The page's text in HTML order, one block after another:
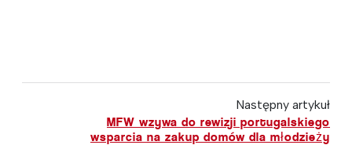
Następny artykuł
MFW wzywa do rewizji portugalskiego
wsparcia na zakup domów dla młodzieży